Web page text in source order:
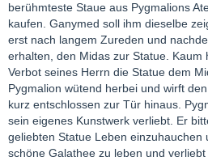
berühmteste Staue aus Pygmalions
kaufen. Ganymed soll ihm dieselbe
erst nach langem Zureden und
erhalten, den Midas zur Statue. Kaum
Verbot seines Herrn die Statue dem
Pygmalion wütend herbei und wirft
kurz entschlossen zur Tür hinaus.
sein eigenes Kunstwerk verliebt. Er
geliebten Statue Leben einzuhauchen
schöne Galathee zu leben und